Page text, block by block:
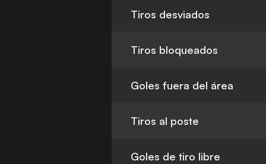
Tiros desviados
Tiros bloqueados
Goles fuera del área
Tiros al poste
Goles de tiro libre